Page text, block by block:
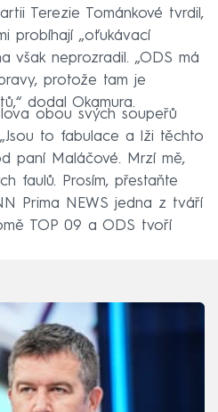
Terezie Tománkové tvrdil,
probíhají „oťukávací
však neprozradil. „ODS má
protože tam je
dodal Okamura.
obou svých soupeřů
to fabulace a lži těchto
paní Maláčové. Mrzí mě,
faulů. Prosím, přestaňte
Prima NEWS jedna z tváří
TOP 09 a ODS tvoří